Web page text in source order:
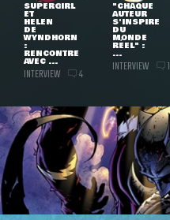
SUPERGIRL
ET
HELEN
DE
WYNDHORN
:
RENCONTRE
AVEC ...
INTERVIEW 4
"CHAQUE
AUTEUR
S'INSPIRE
DU
MONDE
RÉEL" :
...
INTERVIEW 1